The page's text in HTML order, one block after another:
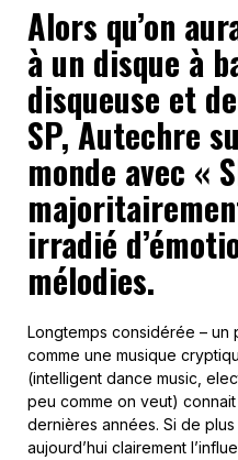
Alors qu’on
à un disque à
disqueuse et
SP, Autechre
monde avec «
irradié
mélodies.
Longtemps considérée –
comme une musique
(intelligent dance music,
peu comme on veut)
dernières années. Si de
aujourd’hui clairement